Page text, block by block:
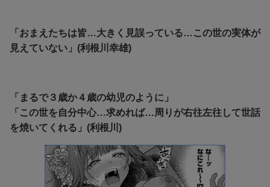
「おまえたちは皆…大きく見誤っている…この世の実体が
見えていない」(利根川幸雄)
「まるで３歳か４歳の幼児のように」
「この世を自分中心…求めれば…周りが右往左往して世話
を焼いてくれる」(利根川)